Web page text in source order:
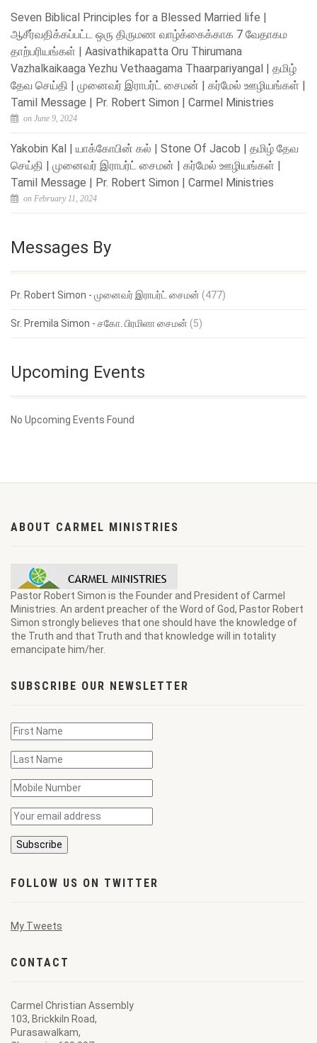
Seven Biblical Principles for a Blessed Married life |
ஆசீர்வதிக்கப்பட்ட ஒரு திருமண வாழ்க்கைக்காக 7 வேதாகம
தாற்பரியங்கள் | Aasivathikapatta Oru Thirumana
Vazhalkaikaaga Yezhu Vethaagama Thaarpariyangal | தமிழ்
தேவ செய்தி | முனைவர் இராபர்ட் சைமன் | கர்மேல் ஊழியங்கள் |
Tamil Message | Pr. Robert Simon | Carmel Ministries
on June 9, 2024
Yakobin Kal | யாக்கோபின் கல் | Stone Of Jacob | தமிழ் தேவ
செய்தி | முனைவர் இராபர்ட் சைமன் | கர்மேல் ஊழியங்கள் |
Tamil Message | Pr. Robert Simon | Carmel Ministries
on February 11, 2024
Messages By
Pr. Robert Simon - முனைவர் இராபர்ட் சைமன் (477)
Sr. Premila Simon - சகோ. பிரமிளா சைமன் (5)
Upcoming Events
No Upcoming Events Found
ABOUT CARMEL MINISTRIES
Pastor Robert Simon is the Founder and President of Carmel
Ministries. An ardent preacher of the Word of God, Pastor Robert
Simon strongly believes that one should have the knowledge of
the Truth and that Truth and that knowledge will in totality
emancipate him/her.
SUBSCRIBE OUR NEWSLETTER
FOLLOW US ON TWITTER
My Tweets
CONTACT
Carmel Christian Assembly
103, Brickkiln Road,
Purasawalkam,